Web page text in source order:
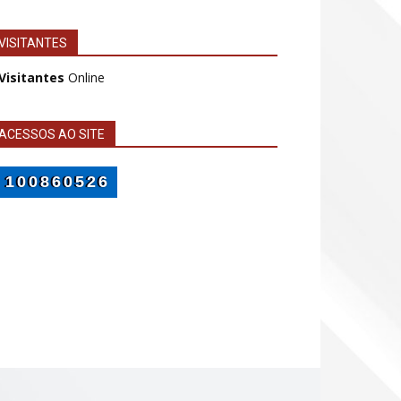
Online
AO SITE